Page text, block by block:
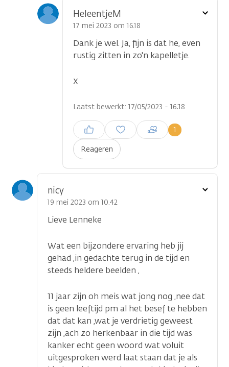
HeleentjeM
17 mei 2023 om 16.18
Dank je wel. Ja, fijn is dat he, even
rustig zitten in zo'n kapelletje.
X
Laatst bewerkt: 17/05/2023 - 16:18
Reageren
1
Inloggen om een reactie te
plaatsen
Toon
nicy
19 mei 2023 om 10.42
Lieve Lenneke
Wat een bijzondere ervaring heb jij
gehad ,in gedachte terug in de tijd en
steeds heldere beelden ,
11 jaar zijn oh meis wat jong nog ,nee dat
is geen leeftijd pm al het besef te hebben
dat dat kan ,wat je verdrietig geweest
zijn ,ach zo herkenbaar in die tijd was
kanker echt geen woord wat voluit
uitgesproken werd laat staan dat je als
Toon